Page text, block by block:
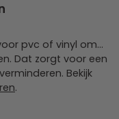
pvc of vinyl om
Dat zorgt voor een
Bekijk
.